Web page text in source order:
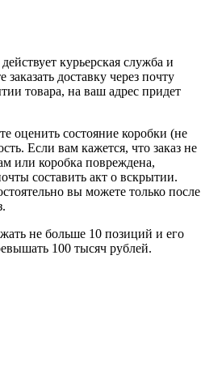
курьерская служба и
доставку через почту
товара, на ваш адрес придет
оценить состояние коробки (не
Если вам кажется, что заказ не
или коробка повреждена,
составить акт о вскрытии.
вы можете только после
не больше 10 позиций и его
100 тысяч рублей.